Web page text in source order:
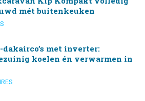
mét buitenkeuken
met inverter:
koelen én verwarmen in